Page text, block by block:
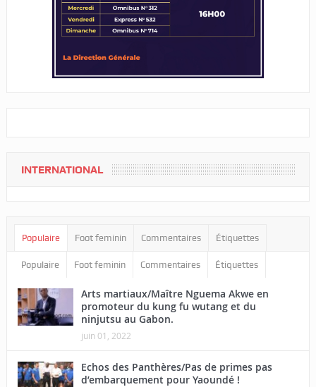
INTERNATIONAL
Populaire Foot feminin Commentaires Étiquettes
Populaire Foot feminin Commentaires Étiquettes
Arts martiaux/Maître Nguema Akwe en
promoteur du kung fu wutang et du
ninjutsu au Gabon.
juin 01, 2022
Echos des Panthères/Pas de primes pas
d’embarquement pour Yaoundé !